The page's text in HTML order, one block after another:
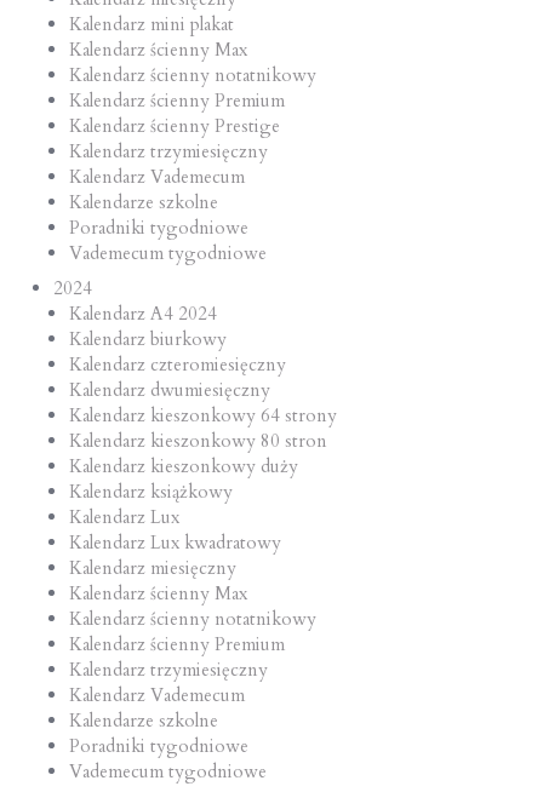
Kalendarz mini plakat
Kalendarz ścienny Max
Kalendarz ścienny notatnikowy
Kalendarz ścienny Premium
Kalendarz ścienny Prestige
Kalendarz trzymiesięczny
Kalendarz Vademecum
Kalendarze szkolne
Poradniki tygodniowe
Vademecum tygodniowe
2024
Kalendarz A4 2024
Kalendarz biurkowy
Kalendarz czteromiesięczny
Kalendarz dwumiesięczny
Kalendarz kieszonkowy 64 strony
Kalendarz kieszonkowy 80 stron
Kalendarz kieszonkowy duży
Kalendarz książkowy
Kalendarz Lux
Kalendarz Lux kwadratowy
Kalendarz miesięczny
Kalendarz ścienny Max
Kalendarz ścienny notatnikowy
Kalendarz ścienny Premium
Kalendarz trzymiesięczny
Kalendarz Vademecum
Kalendarze szkolne
Poradniki tygodniowe
Vademecum tygodniowe